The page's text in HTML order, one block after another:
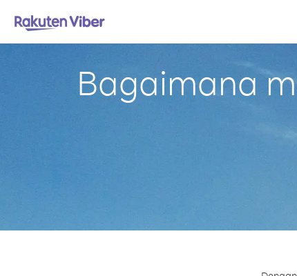
Bagaimana